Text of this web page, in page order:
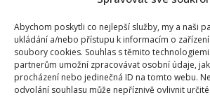
Abychom poskytli co nejlepší služby, my a naši
ukládání a/nebo přístupu k informacím o
soubory cookies. Souhlas s těmito
partnerům umožní zpracovávat osobní údaje,
procházení nebo jedinečná ID na tomto webu.
odvolání souhlasu může nepříznivě ovlivnit